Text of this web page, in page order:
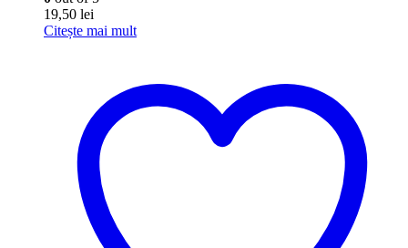
19,50 lei
Citește mai mult